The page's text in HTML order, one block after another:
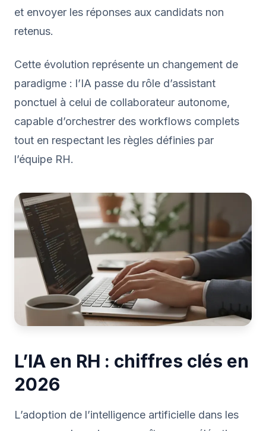
et envoyer les réponses aux candidats non
retenus.
Cette évolution représente un changement de
paradigme : l’IA passe du rôle d’assistant
ponctuel à celui de collaborateur autonome,
capable d’orchestrer des workflows complets
tout en respectant les règles définies par
l’équipe RH.
L’IA en RH : chiffres clés en
2026
L’adoption de l’intelligence artificielle dans les